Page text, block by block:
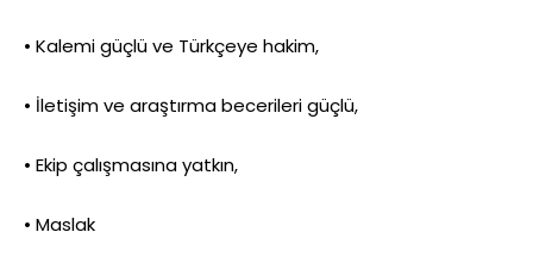
• Kalemi güçlü ve Türkçeye hakim,
• İletişim ve araştırma becerileri güçlü,
• Ekip çalışmasına yatkın,
• Maslak